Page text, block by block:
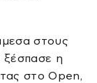
στους
ξέσπασε η
στο Open,